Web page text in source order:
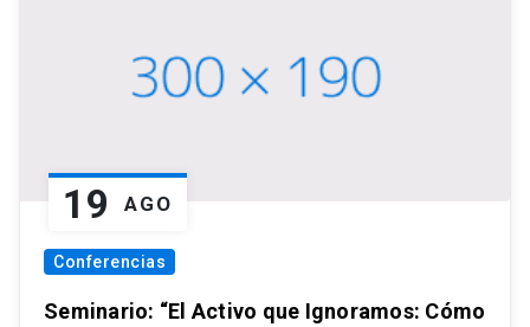
19 AGO
Conferencias
Seminario: “El Activo que Ignoramos: Cómo